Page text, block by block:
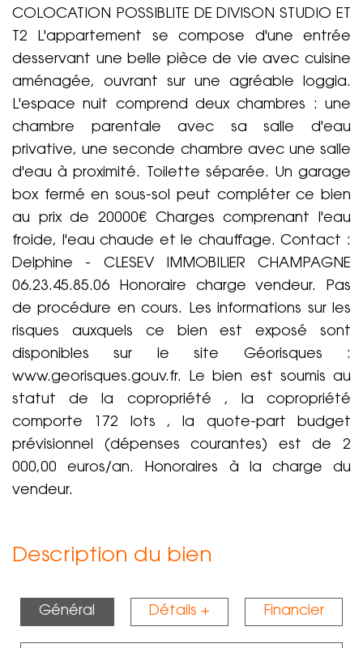
COLOCATION POSSIBLITE DE DIVISON STUDIO ET
T2 L'appartement se compose d'une entrée
desservant une belle pièce de vie avec cuisine
aménagée, ouvrant sur une agréable loggia.
L'espace nuit comprend deux chambres : une
chambre parentale avec sa salle d'eau
privative, une seconde chambre avec une salle
d'eau à proximité. Toilette séparée. Un garage
box fermé en sous-sol peut compléter ce bien
au prix de 20000€ Charges comprenant l'eau
froide, l'eau chaude et le chauffage. Contact :
Delphine - CLESEV IMMOBILIER CHAMPAGNE
06.23.45.85.06 Honoraire charge vendeur. Pas
de procédure en cours. Les informations sur les
risques auxquels ce bien est exposé sont
disponibles sur le site Géorisques :
www.georisques.gouv.fr. Le bien est soumis au
statut de la copropriété , la copropriété
comporte 172 lots , la quote-part budget
prévisionnel (dépenses courantes) est de 2
000,00 euros/an. Honoraires à la charge du
vendeur.
Description du bien
Général Détails + Financier